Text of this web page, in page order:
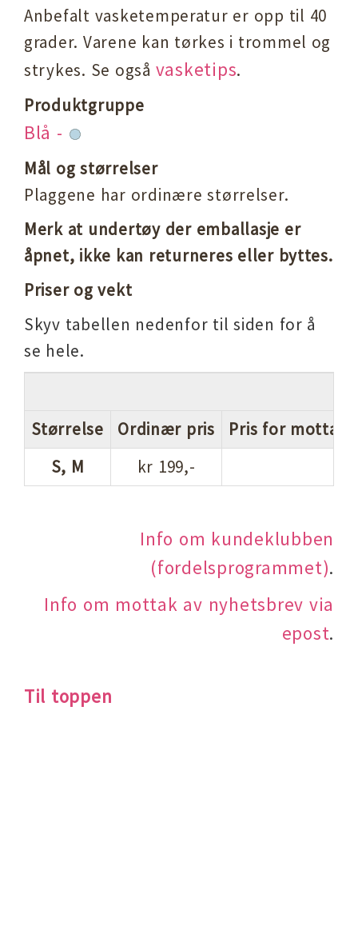
Anbefalt vasketemperatur er opp til 40
grader. Varene kan tørkes i trommel og
strykes. Se også vasketips.
Produktgruppe
Blå -
Mål og størrelser
Plaggene har ordinære størrelser.
Merk at undertøy der emballasje er
åpnet, ikke kan returneres eller byttes.
Priser og vekt
Skyv tabellen nedenfor til siden for å
se hele.
Størrelse Ordinær pris
Pris for
S, M
kr 199,-
Info om kundeklubben
(fordelsprogrammet).
Info om mottak av nyhetsbrev via
epost.
Til toppen